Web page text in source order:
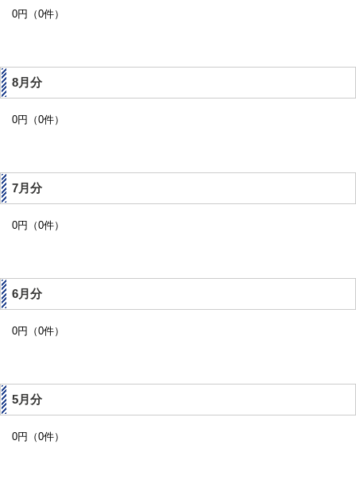
0円（0件）
8月分
0円（0件）
7月分
0円（0件）
6月分
0円（0件）
5月分
0円（0件）